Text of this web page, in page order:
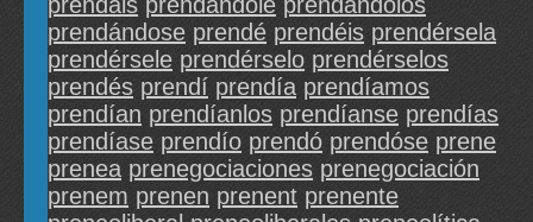
prendándose prendé prendéis prendérsela
prendérsele prendérselo prendérselos
prendés prendí prendía prendíamos
prendían prendíanlos prendíanse prendías
prendíase prendío prendó prendóse prene
prenea prenegociaciones prenegociación
prenem prenen prenent prenente